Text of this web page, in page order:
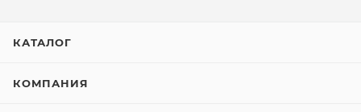
КАТАЛОГ
КОМПАНИЯ